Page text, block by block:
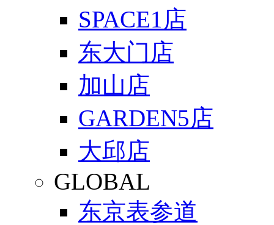
SPACE1店
东大门店
加山店
GARDEN5店
大邱店
GLOBAL
东京表参道